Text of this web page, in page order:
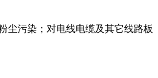
尘污染；对电线电缆及其它线路板